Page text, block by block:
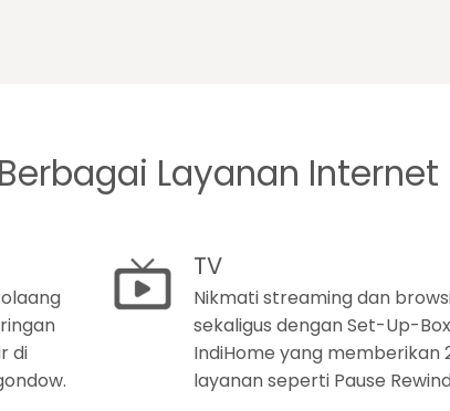
Layanan
di
TV
Nikmati streaming dan
sekaligus dengan Set-Up-
IndiHome yang memberikan
layanan seperti Pause